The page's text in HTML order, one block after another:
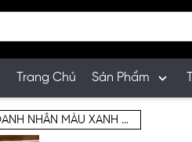
Trang Chủ Sản Phẩm
BỘ VEST NAM DOANH NHÂN MÀU XANH ĐEN